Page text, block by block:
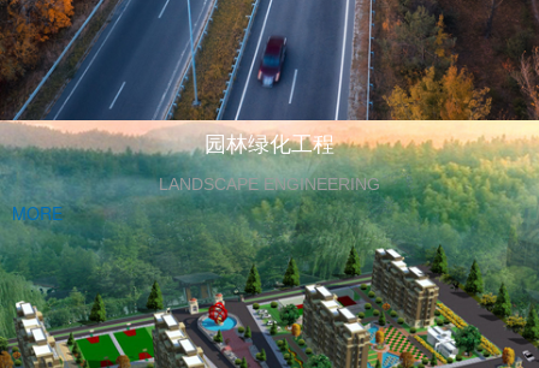
园林绿化工程
LANDSCAPE ENGINEERING
MORE